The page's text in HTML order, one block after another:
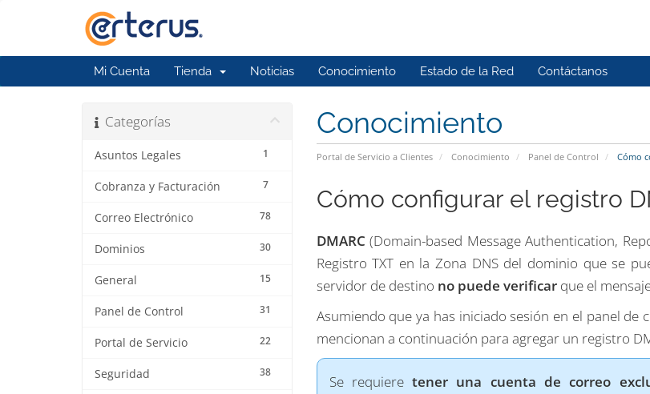
Mi Cuenta Tienda Noticias Conocimiento Estado de la Red Contáctanos
Conocimiento
Portal de Servicio a Clientes Conocimiento Panel de Control Cómo
Categorías
1
Asuntos Legales
7
Cobranza y Facturación
78
Correo Electrónico
30
Dominios
15
General
31
Panel de Control
22
Portal de Servicio
38
Seguridad
Cómo configurar el registro
DMARC (Domain-based Message Authentication,
Registro TXT en la Zona DNS del dominio que se
servidor de destino no puede verificarque el
Asumiendo que ya has iniciado sesión en el panel
mencionan a continuación para agregar un registro
Se requieretener una cuenta de correo